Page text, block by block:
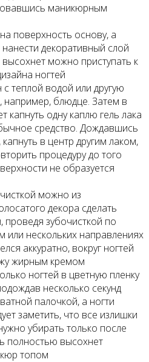
маникюрным
поверхность основу, а
декоративный слой
можно приступать к
ногтей
с теплой водой или другую
блюдце. Затем в
капнуть одну каплю гель лака
средство. Дождавшись
в центр другим лаком,
процедуру до того
не образуется
можно из
декора сделать
проведя зубочисткой по
или нескольких направлениях
аккуратно, вокруг ногтей
жирным кремом
ногтей в цветную пленку
несколько секунд
палочкой, а ногти
заметить, что все излишки
убирать только после
полностью высохнет
топом